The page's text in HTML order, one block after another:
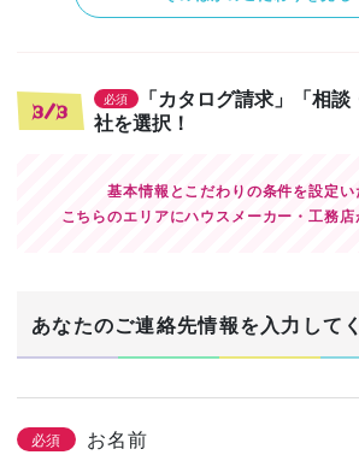
3/3
必須
「カタログ請求」「相談
社を選択！
基本情報とこだわりの条件を設定い
こちらのエリアにハウスメーカー・工務店
あなたのご連絡先情報を入力して
必須 お名前